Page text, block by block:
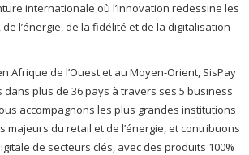
internationale où l’innovation redessine les
l’énergie, de la fidélité et de la digitalisation
Afrique de l’Ouest et au Moyen-Orient, SisPay
plus de 36 pays à travers ses 5 business
accompagnons les plus grandes institutions
majeurs du retail et de l’énergie, et contribuons
de secteurs clés, avec des produits 100%